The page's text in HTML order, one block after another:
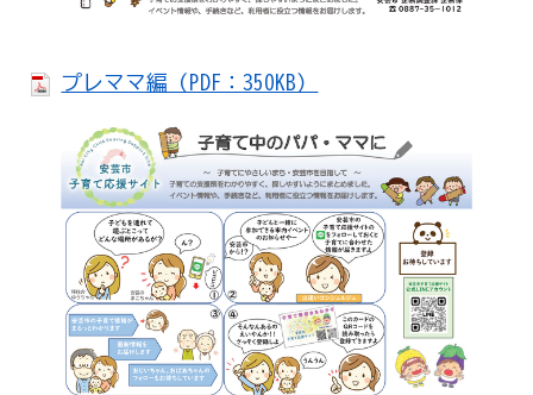
プレママ編（PDF：350KB）